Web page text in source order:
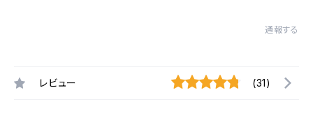
通報する
レビュー (31)